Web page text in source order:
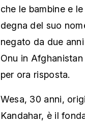
che le bambine e
degna del suo
negato da due
Onu in
per ora risposta.
Wesa, 30 anni,
Kandahar, è il